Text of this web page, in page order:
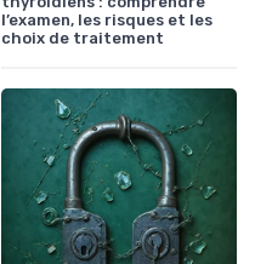
l’examen, les risques et les
choix de traitement